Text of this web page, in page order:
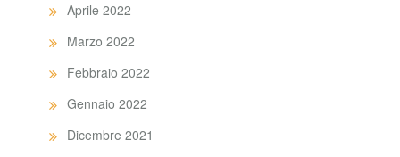
Aprile 2022
Marzo 2022
Febbraio 2022
Gennaio 2022
Dicembre 2021